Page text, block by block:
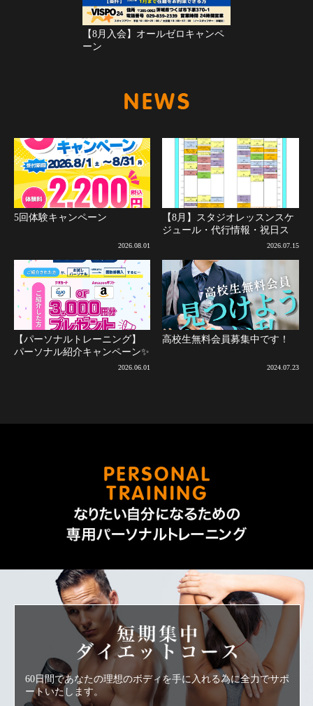
【8月入会】オールゼロキャンペ
ーン
5回体験キャンペーン
2026.08.01
【8月】スタジオレッスンスケ
ジュール・代行情報・祝日ス
ケジュールについて(8月2日更
2026.07.15
【パーソナルトレーニング】
パーソナル紹介キャンペーン✨
2026.06.01
高校生無料会員募集中です！
2024.07.23
短期集中ダ
60日間であなたの理想のボディを手に入れる為に全力でサポ
ートいたします。